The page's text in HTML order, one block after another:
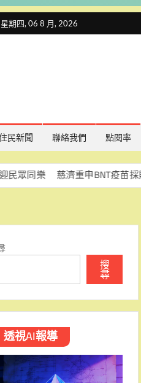
星期四, 06 8 月, 2026
民新聞 聯絡我們 點閱率
慈濟重申BNT疫苗採購程序合
搜
尋
透視AI報導